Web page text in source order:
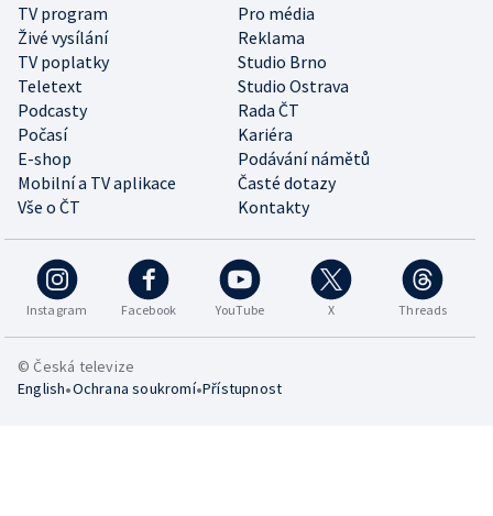
TV program
Pro média
Živé vysílání
Reklama
TV poplatky
Studio Brno
Teletext
Studio Ostrava
Podcasty
Rada ČT
Počasí
Kariéra
E-shop
Podávání námětů
Mobilní a TV aplikace
Časté dotazy
Vše o ČT
Kontakty
Instagram Facebook YouTube X Threads
© Česká televize
English•Ochrana soukromí•Přístupnost